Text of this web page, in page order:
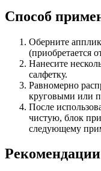
Способ
Оберните
(приобретается
Нанесите
салфетку.
Равномерно
круговыми или
После
чистую, блок
следующему
Рекомендации